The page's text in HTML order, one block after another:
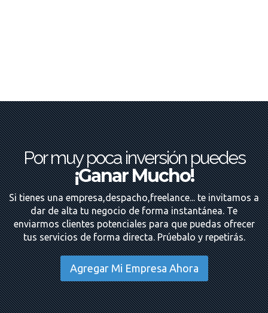
Por muy poca inversión puedes
¡Ganar Mucho!
Si tienes una empresa,despacho,freelance... te invitamos a
dar de alta tu negocio de forma instantánea. Te
enviarmos clientes potenciales para que puedas ofrecer
tus servicios de forma directa. Prúebalo y repetirás.
Agregar Mi Empresa Ahora